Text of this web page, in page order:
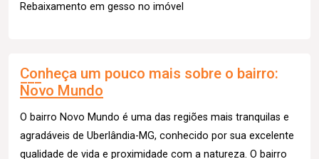
Rebaixamento em gesso no imóvel
Conheça um pouco mais sobre o bairro:
Novo Mundo
O bairro Novo Mundo é uma das regiões mais tranquilas e
agradáveis de Uberlândia-MG, conhecido por sua excelente
qualidade de vida e proximidade com a natureza. O bairro